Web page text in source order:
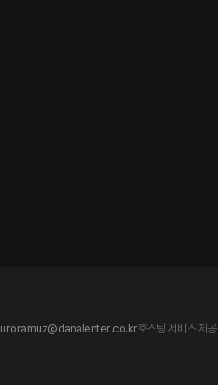
호스팅 서비스 제공